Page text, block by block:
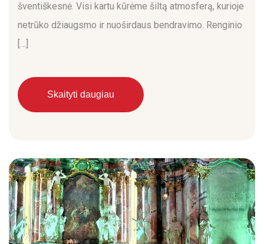
šventiškesnė. Visi kartu kūrėme šiltą atmosferą, kurioje
netrūko džiaugsmo ir nuoširdaus bendravimo. Renginio
[…]
Skaityti daugiau